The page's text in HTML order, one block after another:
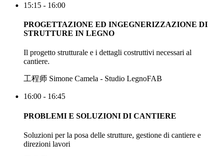
15:15 - 16:00
PROGETTAZIONE ED INGEGNERIZZAZIONE DI
STRUTTURE IN LEGNO
Il progetto strutturale e i dettagli costruttivi necessari al
cantiere.
工程师 Simone Camela - Studio LegnoFAB
16:00 - 16:45
PROBLEMI E SOLUZIONI DI CANTIERE
Soluzioni per la posa delle strutture, gestione di cantiere e
direzioni lavori